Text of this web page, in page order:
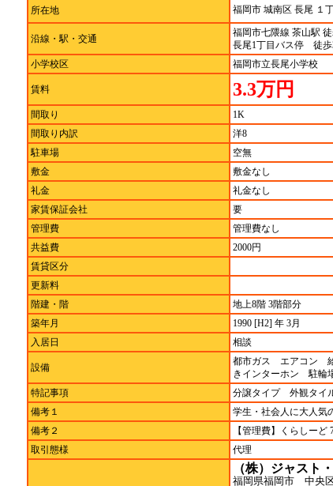
所在地
福岡市 城南区 長尾 １
沿線・駅・交通
福岡市七隈線 茶山駅
長尾1丁目バス停 徒歩
小学校区
福岡市立長尾小学校
賃料 3.3万円
間取り 1K
間取り内訳
洋8
駐車場
空無
敷金
敷金なし
礼金
礼金なし
家賃保証会社
要
管理費
管理費なし
共益費
2000円
賃貸区分
更新料
階建・階
地上8階 3階部分
築年月
1990 [H2] 年 3月
入居日
相談
設備
都市ガス エアコン
きインターホン 駐輪
特記事項
分譲タイプ 外観タイ
備考１
学生・社会人に大人気
備考２
【管理費】くらしーど
取引態様
代理
（株）ジャスト
福岡県福岡市 中央